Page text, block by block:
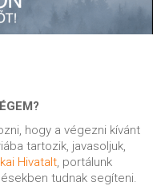
hogy a végezni kívánt
tartozik, javasoljuk,
Hivatalt , portálunk
tudnak segíteni.